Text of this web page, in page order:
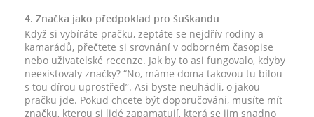
4. Značka jako předpoklad pro šuškandu
Když si vybíráte pračku, zeptáte se nejdřív rodiny a
kamarádů, přečtete si srovnání v odborném časopise
nebo uživatelské recenze. Jak by to asi fungovalo, kdyby
neexistovaly značky? “No, máme doma takovou tu bílou
s tou dírou uprostřed”. Asi byste neuhádli, o jakou
pračku jde. Pokud chcete být doporučováni, musíte mít
značku, kterou si lidé zapamatují, která se jim snadno